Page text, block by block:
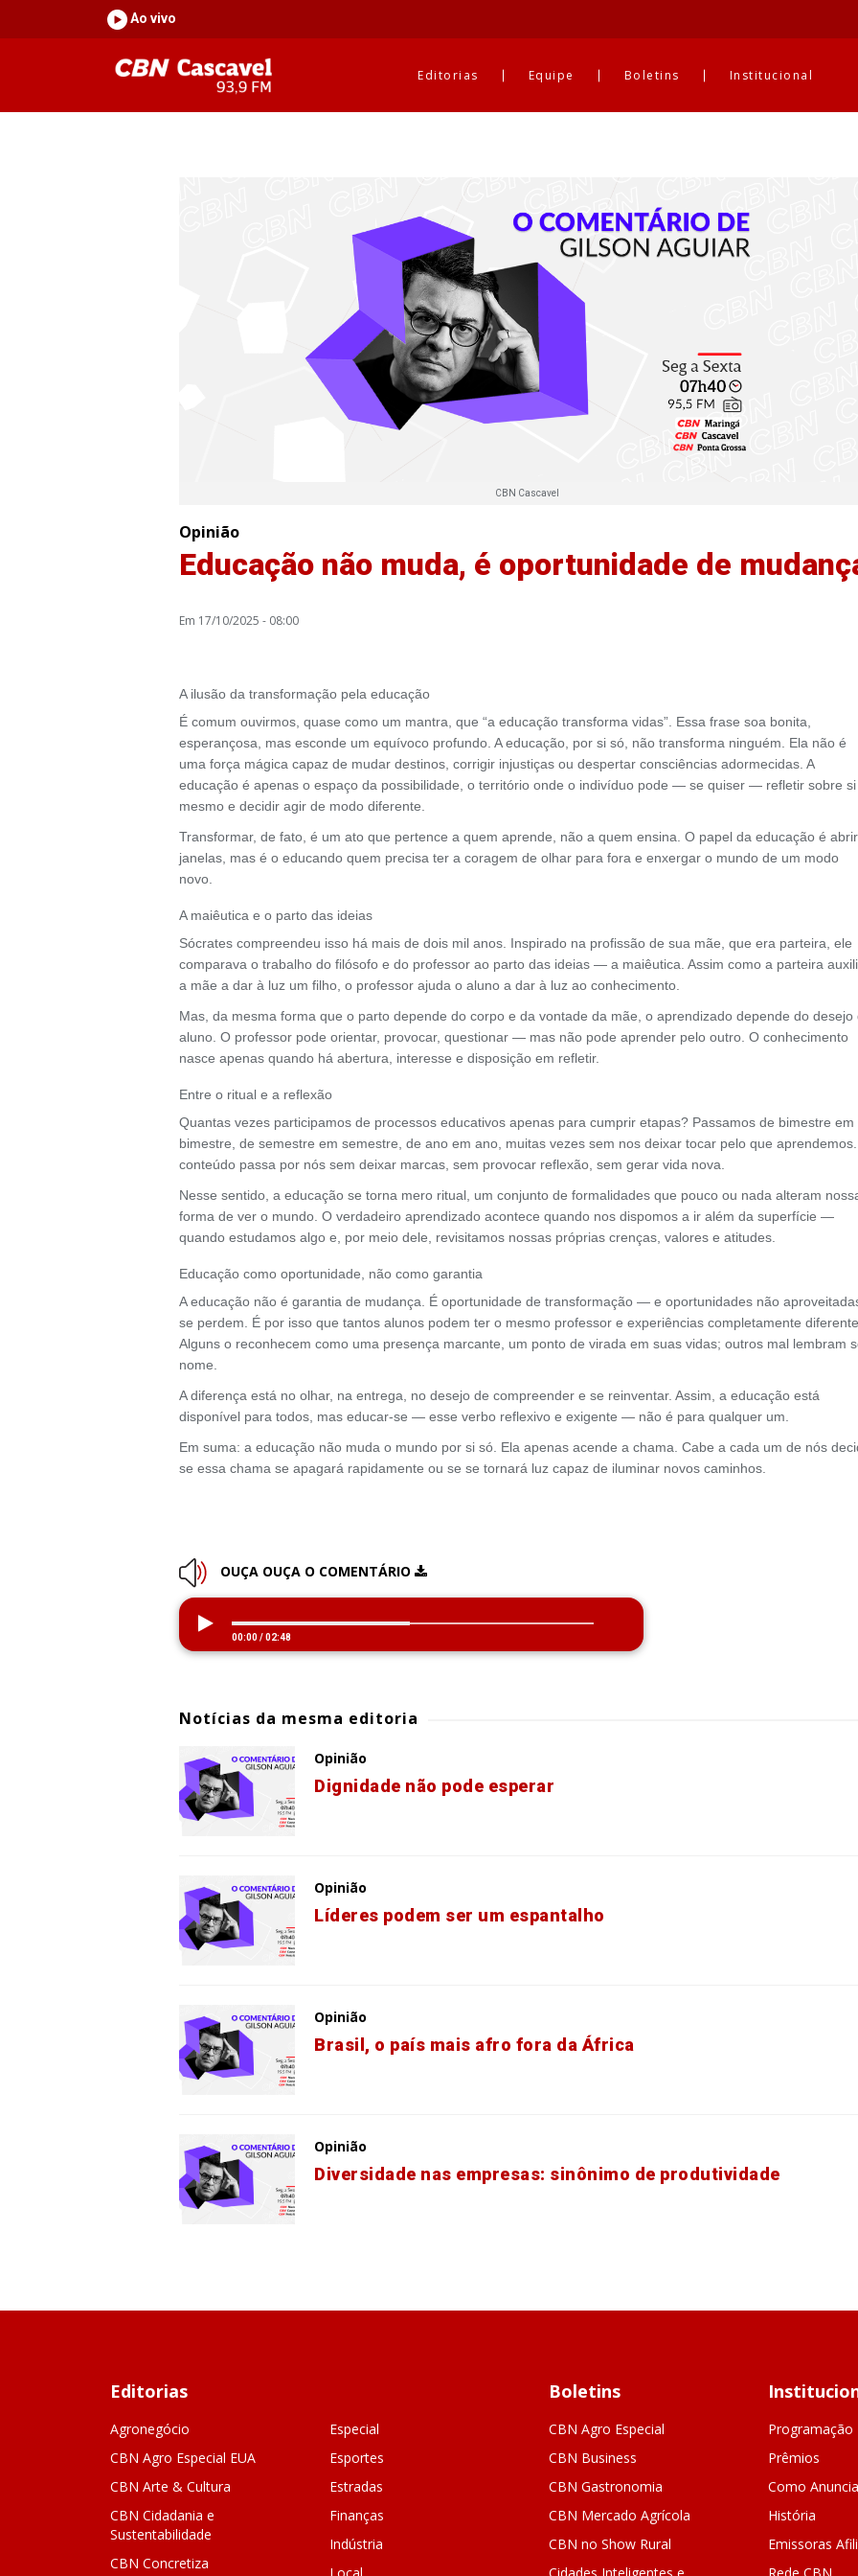
Ao vivo
Editorias Equipe Boletins Institucional
CBN Cascavel
Opinião
Educação não muda, é oportunidade de
Em 17/10/2025 - 08:00
A ilusão da transformação pela educação
É comum ouvirmos, quase como um mantra, que “a educação transforma vidas”. Essa frase soa bonita,
esperançosa, mas esconde um equívoco profundo. A educação, por si só, não transforma ninguém. Ela não é
uma força mágica capaz de mudar destinos, corrigir injustiças ou despertar consciências adormecidas. A
educação é apenas o espaço da possibilidade, o território onde o indivíduo pode — se quiser — refletir sobre si
mesmo e decidir agir de modo diferente.
Transformar, de fato, é um ato que pertence a quem aprende, não a quem ensina. O papel da educação é abrir
janelas, mas é o educando quem precisa ter a coragem de olhar para fora e enxergar o mundo de um modo
novo.
A maiêutica e o parto das ideias
Sócrates compreendeu isso há mais de dois mil anos. Inspirado na profissão de sua mãe, que era parteira, ele
comparava o trabalho do filósofo e do professor ao parto das ideias — a maiêutica. Assim como a parteira
a mãe a dar à luz um filho, o professor ajuda o aluno a dar à luz ao conhecimento.
Mas, da mesma forma que o parto depende do corpo e da vontade da mãe, o aprendizado depende do desejo
aluno. O professor pode orientar, provocar, questionar — mas não pode aprender pelo outro. O conhecimento
nasce apenas quando há abertura, interesse e disposição em refletir.
Entre o ritual e a reflexão
Quantas vezes participamos de processos educativos apenas para cumprir etapas? Passamos de bimestre em
bimestre, de semestre em semestre, de ano em ano, muitas vezes sem nos deixar tocar pelo que
conteúdo passa por nós sem deixar marcas, sem provocar reflexão, sem gerar vida nova.
Nesse sentido, a educação se torna mero ritual, um conjunto de formalidades que pouco ou nada alteram
forma de ver o mundo. O verdadeiro aprendizado acontece quando nos dispomos a ir além da superfície —
quando estudamos algo e, por meio dele, revisitamos nossas próprias crenças, valores e atitudes.
Educação como oportunidade, não como garantia
A educação não é garantia de mudança. É oportunidade de transformação — e oportunidades não
se perdem. É por isso que tantos alunos podem ter o mesmo professor e experiências completamente
Alguns o reconhecem como uma presença marcante, um ponto de virada em suas vidas; outros mal lembram
nome.
A diferença está no olhar, na entrega, no desejo de compreender e se reinventar. Assim, a educação está
disponível para todos, mas educar-se — esse verbo reflexivo e exigente — não é para qualquer um.
Em suma: a educação não muda o mundo por si só. Ela apenas acende a chama. Cabe a cada um de nós
se essa chama se apagará rapidamente ou se se tornará luz capaz de iluminar novos caminhos.
OUÇA OUÇA O COMENTÁRIO
00:00/02:48
Notícias da mesma editoria
Opinião
Dignidade não pode esperar
Opinião
Líderes podem ser um espantalho
Opinião
Brasil, o país mais afro fora da África
Opinião
Diversidade nas empresas: sinônimo de produtividade
Editorias
Agronegócio
CBN Agro Especial EUA
CBN Arte & Cultura
CBN Cidadania e
Sustentabilidade
CBN Concretiza
Especial
Esportes
Estradas
Finanças
Indústria
Boletins
CBN Agro Especial
CBN Business
CBN Gastronomia
CBN Mercado Agrícola
CBN no Show Rural
Programação
Prêmios
Como
História
Emissoras